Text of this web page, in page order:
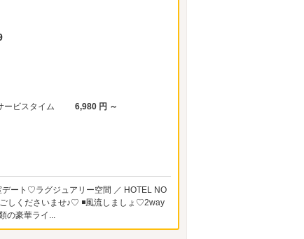
ービスタイム
6,980 円 ～
ート♡ラグジュアリー空間 ／ HOTEL NO
しくださいませ♪♡ ◾️風流しましょ♡2way
豪華ライ...